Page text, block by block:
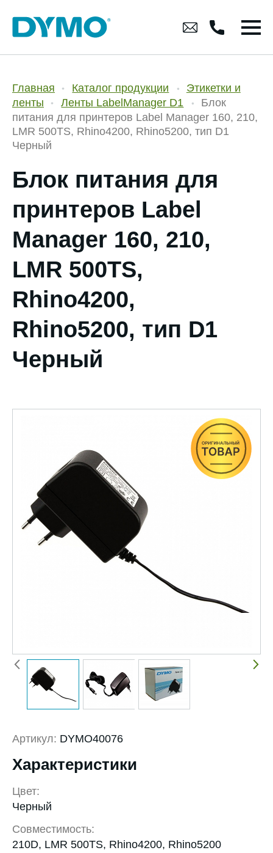
Главная Каталог продукции
Этикетки и
ленты
Ленты LabelManager D1
Блок
питания для принтеров Label Manager 160, 210,
LMR 500TS, Rhino4200, Rhino5200, тип D1
Черный
Блок питания для
принтеров Label
Manager 160, 210,
LMR 500TS,
Rhino4200,
Rhino5200, тип D1
Черный
Артикул: DYMO40076
Характеристики
Цвет:
Черный
Совместимость:
210D, LMR 500TS, Rhino4200, Rhino5200